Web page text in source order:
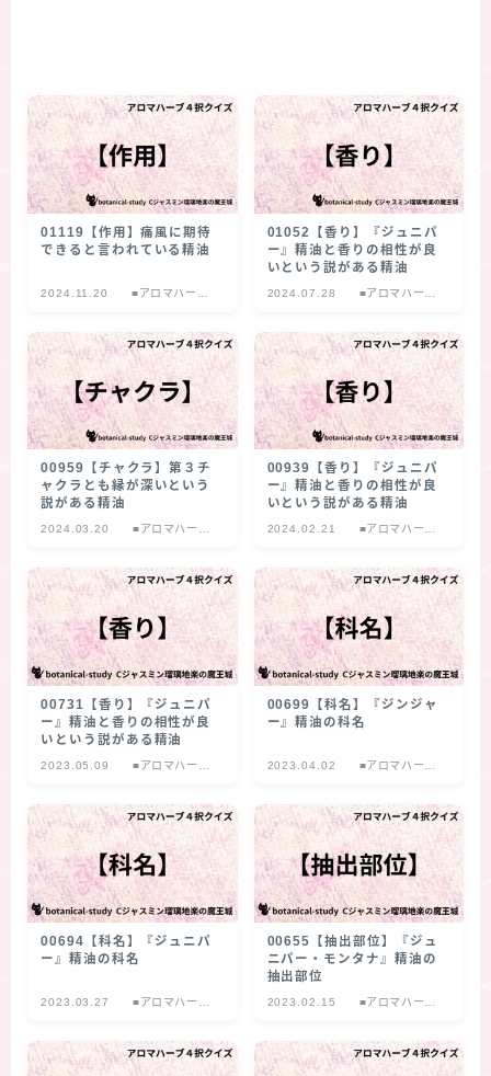
01119【作用】痛風に期待
できると言われている精油
2024.11.20
■アロマハーブ
01052【香り】『ジュニパ
ー』精油と香りの相性が良
いという説がある精油
2024.07.28
■アロマハーブ
00959【チャクラ】第３チ
ャクラとも縁が深いという
説がある精油
2024.03.20
■アロマハーブ
00939【香り】『ジュニパ
ー』精油と香りの相性が良
いという説がある精油
2024.02.21
■アロマハーブ
00731【香り】『ジュニパ
ー』精油と香りの相性が良
いという説がある精油
2023.05.09
■アロマハーブ
00699【科名】『ジンジャ
ー』精油の科名
2023.04.02
■アロマハーブ
00694【科名】『ジュニパ
ー』精油の科名
2023.03.27
■アロマハーブ
00655【抽出部位】『ジュ
ニパー・モンタナ』精油の
抽出部位
2023.02.15
■アロマハーブ